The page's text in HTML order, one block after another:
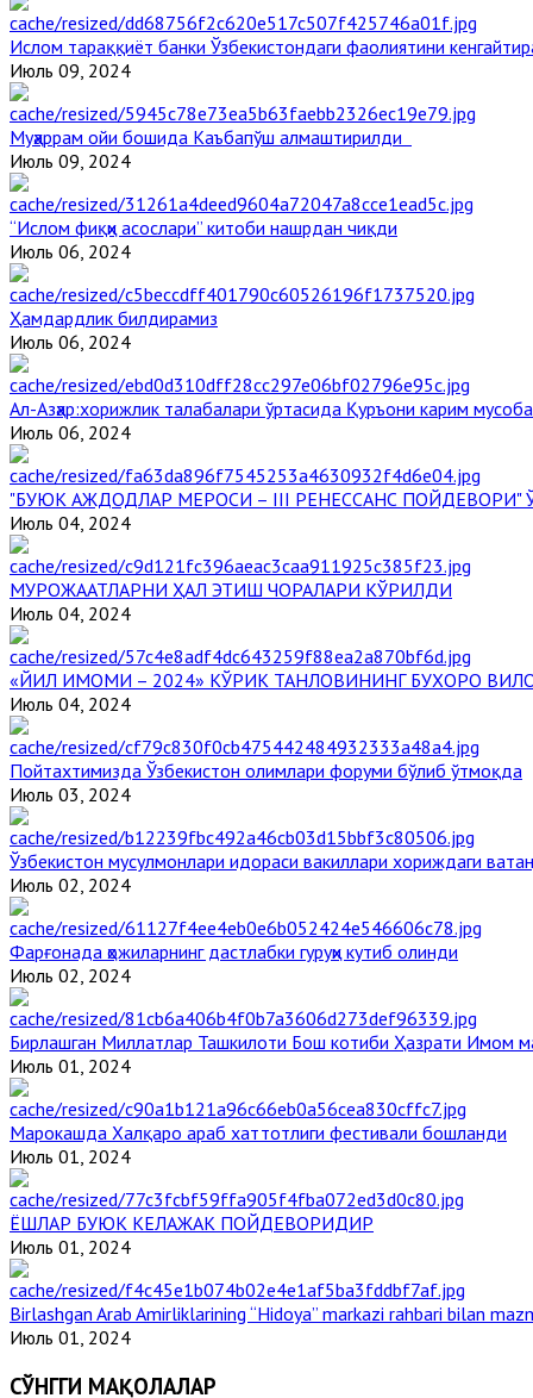
Ислом тараққиёт банки Ўзбекистондаги фаолиятини
Июль 09, 2024
Муҳаррам ойи бошида Каъбапўш алмаштирилди
Июль 09, 2024
“Ислом фиқҳи асослари” китоби нашрдан чиқди
Июль 06, 2024
Ҳамдардлик билдирамиз
Июль 06, 2024
Aл-Aзҳар:хорижлик талабалари ўртасида Қуръони карим
Июль 06, 2024
"БУЮК АЖДОДЛАР МЕРОСИ – III РЕНЕССАНС
Июль 04, 2024
МУРОЖААТЛАРНИ ҲАЛ ЭТИШ ЧОРАЛАРИ КЎРИЛДИ
Июль 04, 2024
«ЙИЛ ИМОМИ – 2024» КЎРИК ТАНЛОВИНИНГ БУХОРО
Июль 04, 2024
Пойтахтимизда Ўзбекистон олимлари форуми бўлиб ўтмоқда
Июль 03, 2024
Ўзбекистон мусулмонлари идораси вакиллари хориждаги
Июль 02, 2024
Фарғонада ҳожиларнинг дастлабки гуруҳи кутиб олинди
Июль 02, 2024
Бирлашган Миллатлар Ташкилоти Бош котиби Ҳазрати Имом
Июль 01, 2024
Марокашда Халқаро араб хаттотлиги фестивали бошланди
Июль 01, 2024
ЁШЛАР БУЮК КЕЛАЖАК ПОЙДЕВОРИДИР
Июль 01, 2024
Birlashgan Arab Amirliklarining “Hidoya” markazi rahbari bilan
Июль 01, 2024
СЎНГГИ МАҚОЛАЛАР